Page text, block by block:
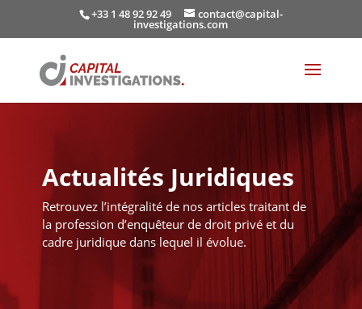
+33 1 48 92 92 49 contact@capital-
investigations.com
Actualités Juridiques
Retrouvez l’intégralité de nos articles traitant de
la profession d’enquêteur de droit privé et du
cadre juridique dans lequel il évolue.